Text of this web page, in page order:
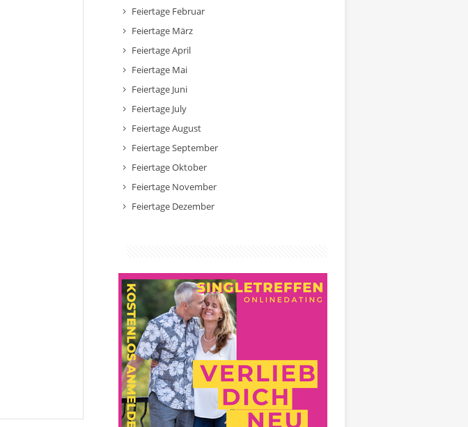
Feiertage Februar
Feiertage März
Feiertage April
Feiertage Mai
Feiertage Juni
Feiertage July
Feiertage August
Feiertage September
Feiertage Oktober
Feiertage November
Feiertage Dezember